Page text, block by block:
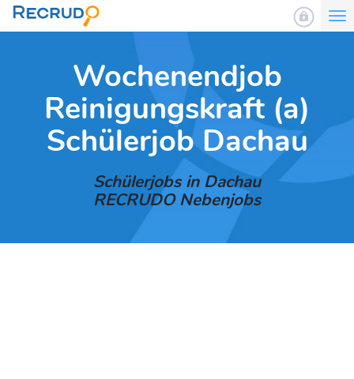
Wochenendjob
Reinigungskraft (a)
Schülerjob Dachau
Schülerjobs in Dachau
RECRUDO Nebenjobs